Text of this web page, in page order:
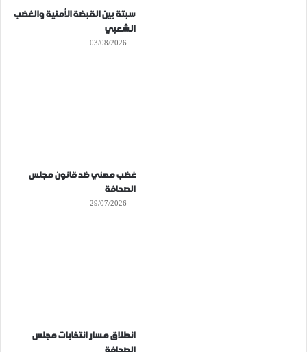
سبتة بين القبضة الأمنية والغضب
الشعبي
03/08/2026
غضب مهني ضد قانون مجلس
الصحافة
29/07/2026
انطلاق مسار انتخابات مجلس